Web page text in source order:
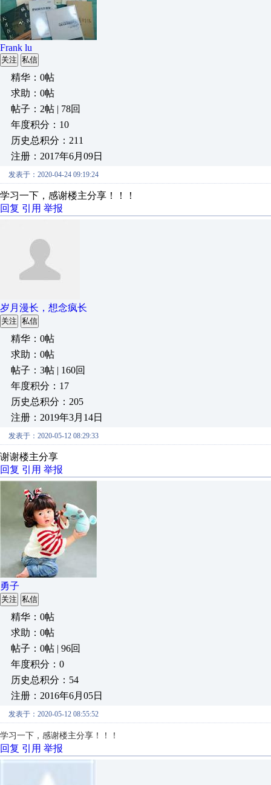
Frank lu
关注 私信
精华：0帖
求助：0帖
帖子：2帖 | 78回
年度积分：10
历史总积分：211
注册：2017年6月09日
发表于：2020-04-24 09:19:24
学习一下，感谢楼主分享！！！
回复 引用 举报
岁月漫长，想念疯长
关注 私信
精华：0帖
求助：0帖
帖子：3帖 | 160回
年度积分：17
历史总积分：205
注册：2019年3月14日
发表于：2020-05-12 08:29:33
谢谢楼主分享
回复 引用 举报
勇子
关注 私信
精华：0帖
求助：0帖
帖子：0帖 | 96回
年度积分：0
历史总积分：54
注册：2016年6月05日
发表于：2020-05-12 08:55:52
学习一下，感谢楼主分享！！！
回复 引用 举报